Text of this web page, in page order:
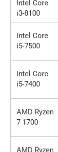
Intel Core
i3-8100
Intel Core
i5-7500
Intel Core
i5-7400
AMD Ryzen
7 1700
AMD Ryzen